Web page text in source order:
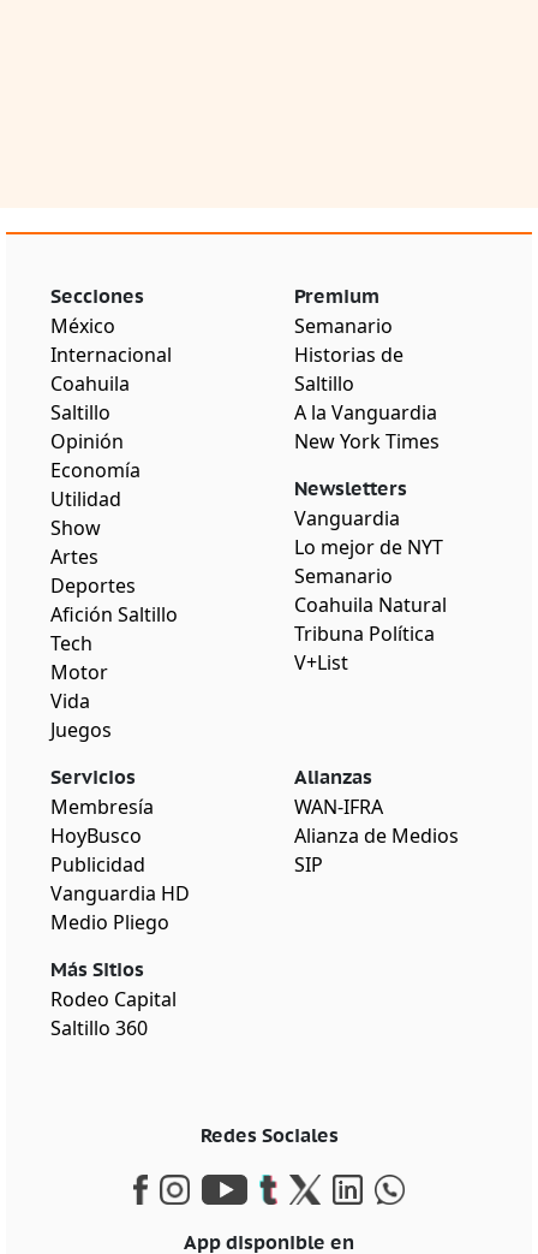
Secciones
México
Internacional
Coahuila
Saltillo
Opinión
Economía
Utilidad
Show
Artes
Deportes
Afición Saltillo
Tech
Motor
Vida
Juegos
Premium
Semanario
Historias de
Saltillo
A la Vanguardia
New York Times
Newsletters
Vanguardia
Lo mejor de NYT
Semanario
Coahuila Natural
Tribuna Política
V+List
Servicios
Membresía
HoyBusco
Publicidad
Vanguardia HD
Medio Pliego
Más Sitios
Rodeo Capital
Saltillo 360
Alianzas
WAN-IFRA
Alianza de Medios
SIP
Redes Sociales
App disponible en